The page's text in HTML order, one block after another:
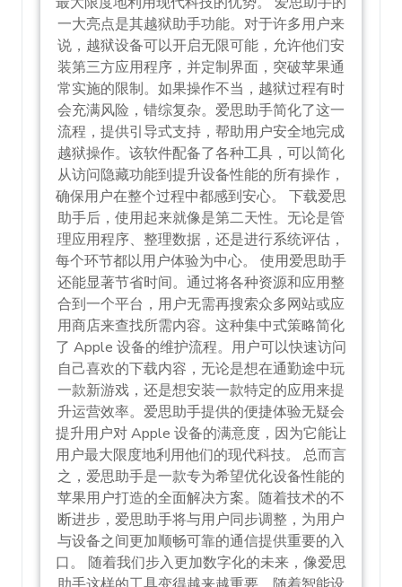
一大亮点是其越狱助手功能。对于许多用户来
说，越狱设备可以开启无限可能，允许他们安
装第三方应用程序，并定制界面，突破苹果通
常实施的限制。如果操作不当，越狱过程有时
会充满风险，错综复杂。爱思助手简化了这一
流程，提供引导式支持，帮助用户安全地完成
越狱操作。该软件配备了各种工具，可以简化
从访问隐藏功能到提升设备性能的所有操作，
确保用户在整个过程中都感到安心。 下载爱思
助手后，使用起来就像是第二天性。无论是管
理应用程序、整理数据，还是进行系统评估，
每个环节都以用户体验为中心。 使用爱思助手
还能显著节省时间。通过将各种资源和应用整
合到一个平台，用户无需再搜索众多网站或应
用商店来查找所需内容。这种集中式策略简化
了 Apple 设备的维护流程。用户可以快速访问
自己喜欢的下载内容，无论是想在通勤途中玩
一款新游戏，还是想安装一款特定的应用来提
升运营效率。爱思助手提供的便捷体验无疑会
提升用户对 Apple 设备的满意度，因为它能让
用户最大限度地利用他们的现代科技。 总而言
之，爱思助手是一款专为希望优化设备性能的
苹果用户打造的全面解决方案。随着技术的不
断进步，爱思助手将与用户同步调整，为用户
与设备之间更加顺畅可靠的通信提供重要的入
口。 随着我们步入更加数字化的未来，像爱思